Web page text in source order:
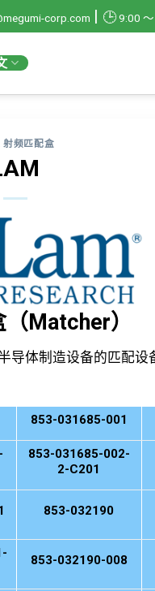
corp.com | 🕒9:00
射频匹配盒
Matcher）
导体制造设备的匹配设
853-031685-001
853-031685-002-
2-C201
853-032190
853-032190-008